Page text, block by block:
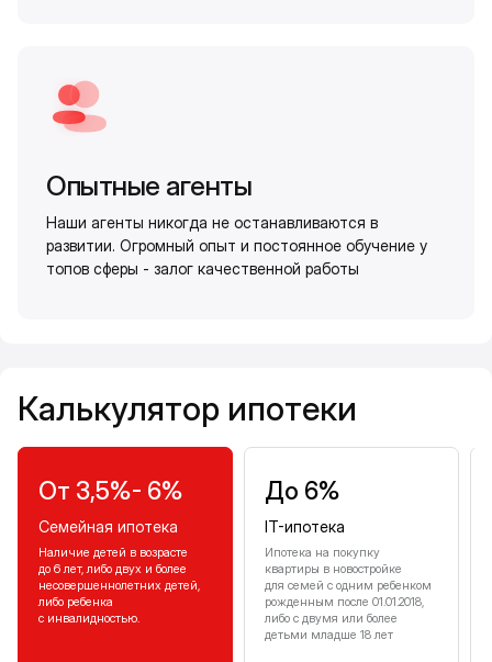
Опытные агенты
Наши агенты никогда не останавливаются в
развитии. Огромный опыт и постоянное обучение у
топов сферы - залог качественной работы
Калькулятор ипотеки
От 3,5%- 6%
Семейная ипотека
Наличие детей в возрасте
до 6 лет, либо двух и более
несовершеннолетних детей,
либо ребенка
с инвалидностью.
До 6%
IT-ипотека
Ипотека на покупку
квартиры в новостройке
для семей с одним ребенком
рожденным после 01.01.2018,
либо с двумя или более
детьми младше 18 лет